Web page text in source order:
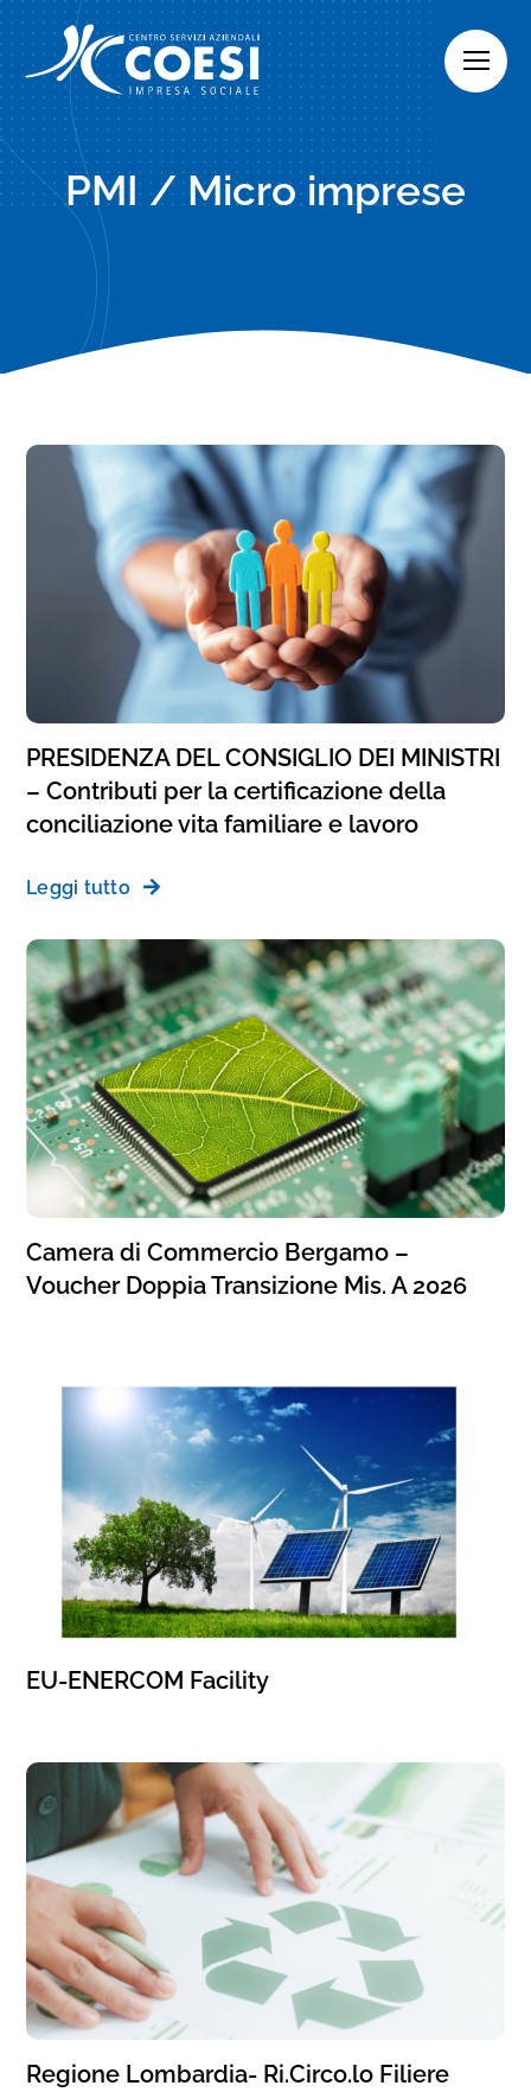
Skip
to
content
PMI / Micro imprese
PRESIDENZA DEL CONSIGLIO DEI MINISTRI
– Contributi per la certificazione della
conciliazione vita familiare e lavoro
Leggi tutto
Camera di Commercio Bergamo –
Voucher Doppia Transizione Mis. A 2026
EU-ENERCOM Facility
Regione Lombardia- Ri.Circo.lo Filiere